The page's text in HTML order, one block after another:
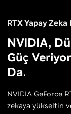
RTX Yapay Zeka
NVIDIA,
Güç
Da.
NVIDIA GeForce
zekaya yükseltin